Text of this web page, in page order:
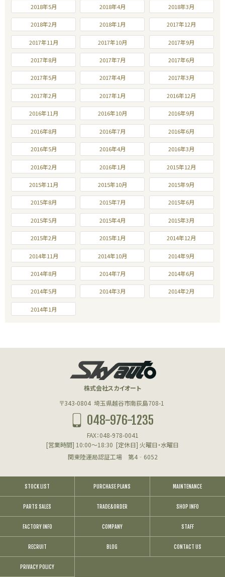
2018年5月 2018年4月 2018年3月
2018年2月 2018年1月 2017年12月
2017年11月 2017年10月 2017年9月
2017年8月 2017年7月 2017年6月
2017年5月 2017年4月 2017年3月
2017年2月 2017年1月 2016年12月
2016年11月 2016年10月 2016年9月
2016年8月 2016年7月 2016年6月
2016年5月 2016年4月 2016年3月
2016年2月 2016年1月 2015年12月
2015年11月 2015年10月 2015年9月
2015年8月 2015年7月 2015年6月
2015年5月 2015年4月 2015年3月
2015年2月 2015年1月 2014年12月
2014年11月 2014年10月 2014年9月
2014年8月 2014年7月 2014年6月
2014年5月 2014年3月 2014年2月
2014年1月
株式会社スカイオート
〒343-0804 埼玉県越谷市南荻島708-1
048-976-1235
FAX：048-978-0041
[営業時間] 10:00～18:30 [定休日] 火曜日・水曜日
関東陸運局認証工場 第4‐6052
STOCK LIST PURCHASE PLANS MAINTENANCE
PARTS SALES TRADE&ORDER SHOP INFO
FACTORY INFO COMPANY STAFF
RECRUIT BLOG CONTACT US
PRIVACY POLICY